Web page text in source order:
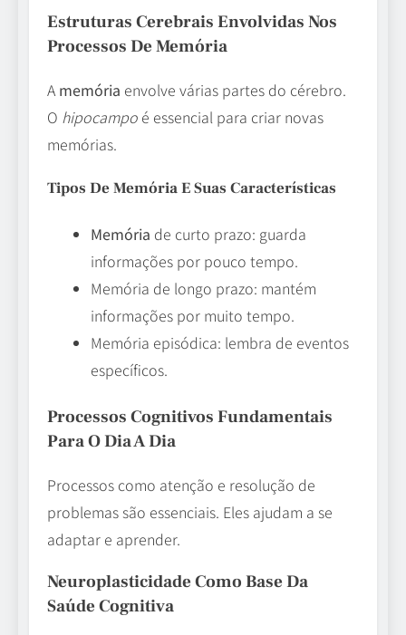
Estruturas Cerebrais Envolvidas Nos
Processos De Memória
A memória envolve várias partes do cérebro.
O hipocampo é essencial para criar novas
memórias.
Tipos De Memória E Suas Características
Memória de curto prazo: guarda
informações por pouco tempo.
Memória de longo prazo: mantém
informações por muito tempo.
Memória episódica: lembra de eventos
específicos.
Processos Cognitivos Fundamentais
Para O Dia A Dia
Processos como atenção e resolução de
problemas são essenciais. Eles ajudam a se
adaptar e aprender.
Neuroplasticidade Como Base Da
Saúde Cognitiva